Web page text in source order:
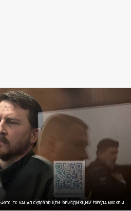
ФОТО: TG-КАНАЛ СУДОВ ОБЩЕЙ ЮРИСДИКЦИИ ГОРОДА МОСКВЫ